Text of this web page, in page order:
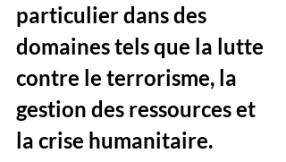
particulier dans des
domaines tels que la lutte
contre le terrorisme, la
gestion des ressources et
la crise humanitaire.